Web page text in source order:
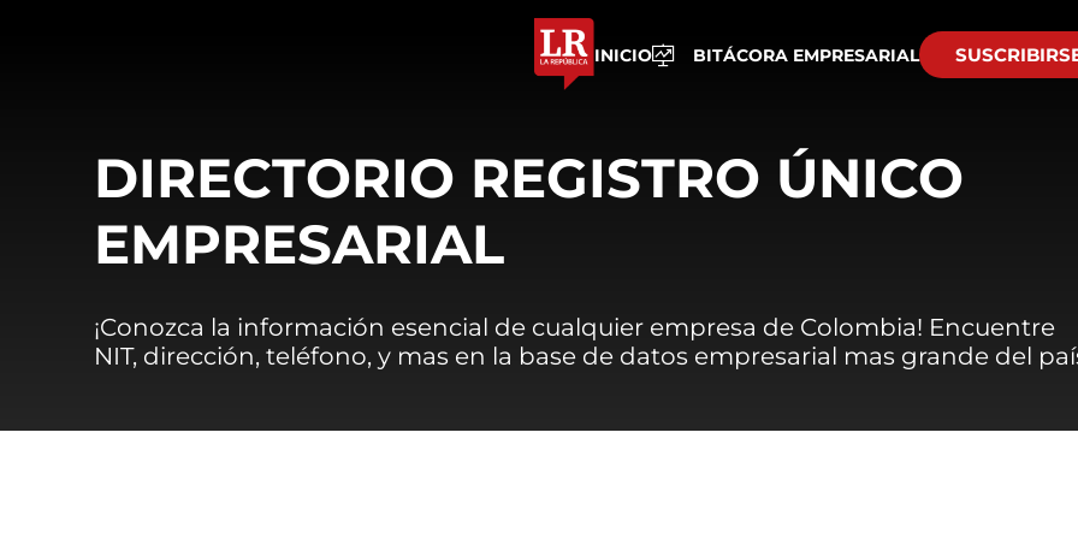
INICIO BITÁCORA EMPRESARIAL
DIRECTORIO REGISTRO ÚNICO
EMPRESARIAL
¡Conozca la información esencial de cualquier empresa de Colombia! Encuentre
NIT, dirección, teléfono, y mas en la base de datos empresarial mas grande del